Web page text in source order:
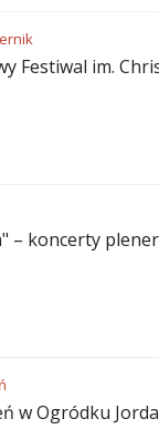
Festiwal im.
– koncerty
w Ogródku